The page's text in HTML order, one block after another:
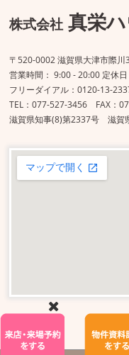
株式会社真栄
〒520-0002 滋賀県大津市際川
営業時間： 9:00 - 20:00 定休
フリーダイアル：0120-13-
TEL：077-527-3456 FAX：
滋賀県知事(8)第2337号 滋賀